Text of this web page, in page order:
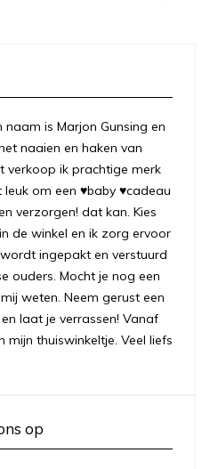
naam is Marjon Gunsing en
naaien en haken van
verkoop ik prachtige merk
leuk om een ♥baby ♥cadeau
verzorgen! dat kan. Kies
de winkel en ik zorg ervoor
ingepakt en verstuurd
ouders. Mocht je nog een
weten. Neem gerust een
laat je verrassen! Vanaf
mijn thuiswinkeltje. Veel liefs
op